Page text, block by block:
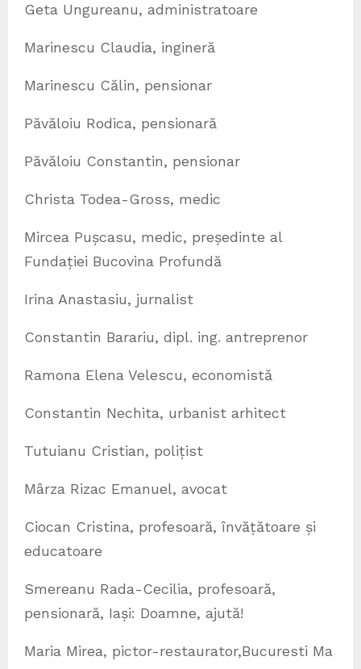
Geta Ungureanu, administratoare
Marinescu Claudia, ingineră
Marinescu Călin, pensionar
Păvăloiu Rodica, pensionară
Păvăloiu Constantin, pensionar
Christa Todea-Gross, medic
Mircea Pușcasu, medic, președinte al
Fundației Bucovina Profundă
Irina Anastasiu, jurnalist
Constantin Barariu, dipl. ing. antreprenor
Ramona Elena Velescu, economistă
Constantin Nechita, urbanist arhitect
Tutuianu Cristian, polițist
Mârza Rizac Emanuel, avocat
Ciocan Cristina, profesoară, învățătoare și
educatoare
Smereanu Rada-Cecilia, profesoară,
pensionară, Iași: Doamne, ajută!
Maria Mirea, pictor-restaurator,Bucuresti Ma